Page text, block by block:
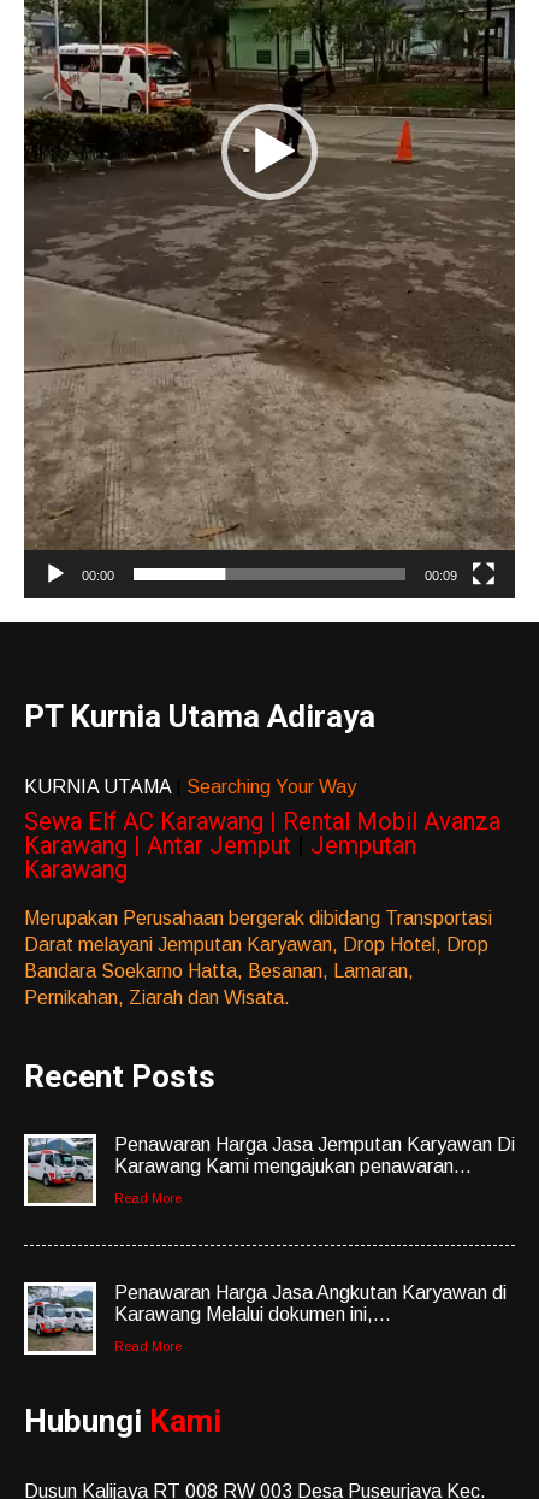
00:00 00:09
PT Kurnia Utama Adiraya
KURNIA UTAMA Searching Your Way
Sewa Elf AC Karawang | Rental Mobil Avanza
Karawang | Antar Jemput
Jemputan
Karawang
Merupakan Perusahaan bergerak dibidang Transportasi
Darat melayani Jemputan Karyawan, Drop Hotel, Drop
Bandara Soekarno Hatta, Besanan, Lamaran,
Pernikahan, Ziarah dan Wisata.
Recent Posts
Penawaran Harga Jasa Jemputan Karyawan Di
Karawang Kami mengajukan penawaran...
Read More
Penawaran Harga Jasa Angkutan Karyawan di
Karawang Melalui dokumen ini,...
Read More
Hubungi Kami
Dusun Kalijaya RT 008 RW 003 Desa Puseurjaya Kec.